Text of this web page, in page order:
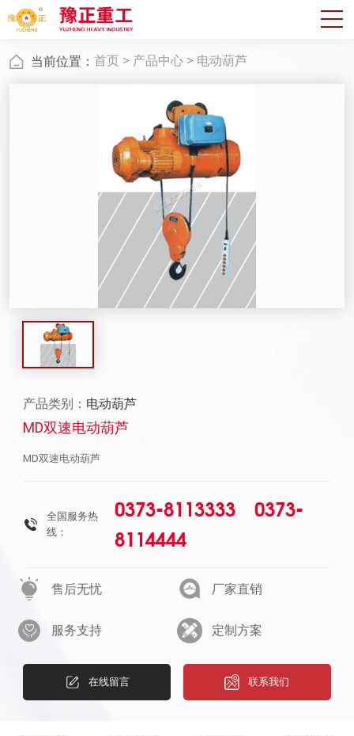
当前位置： 首页 > 产品中心 > 电动葫芦
产品类别： 电动葫芦
MD双速电动葫芦
MD双速电动葫芦
全国服务热
线：
0373-8113333 0373-
8114444
售后无忧 厂家直销
服务支持 定制方案
在线留言 联系我们